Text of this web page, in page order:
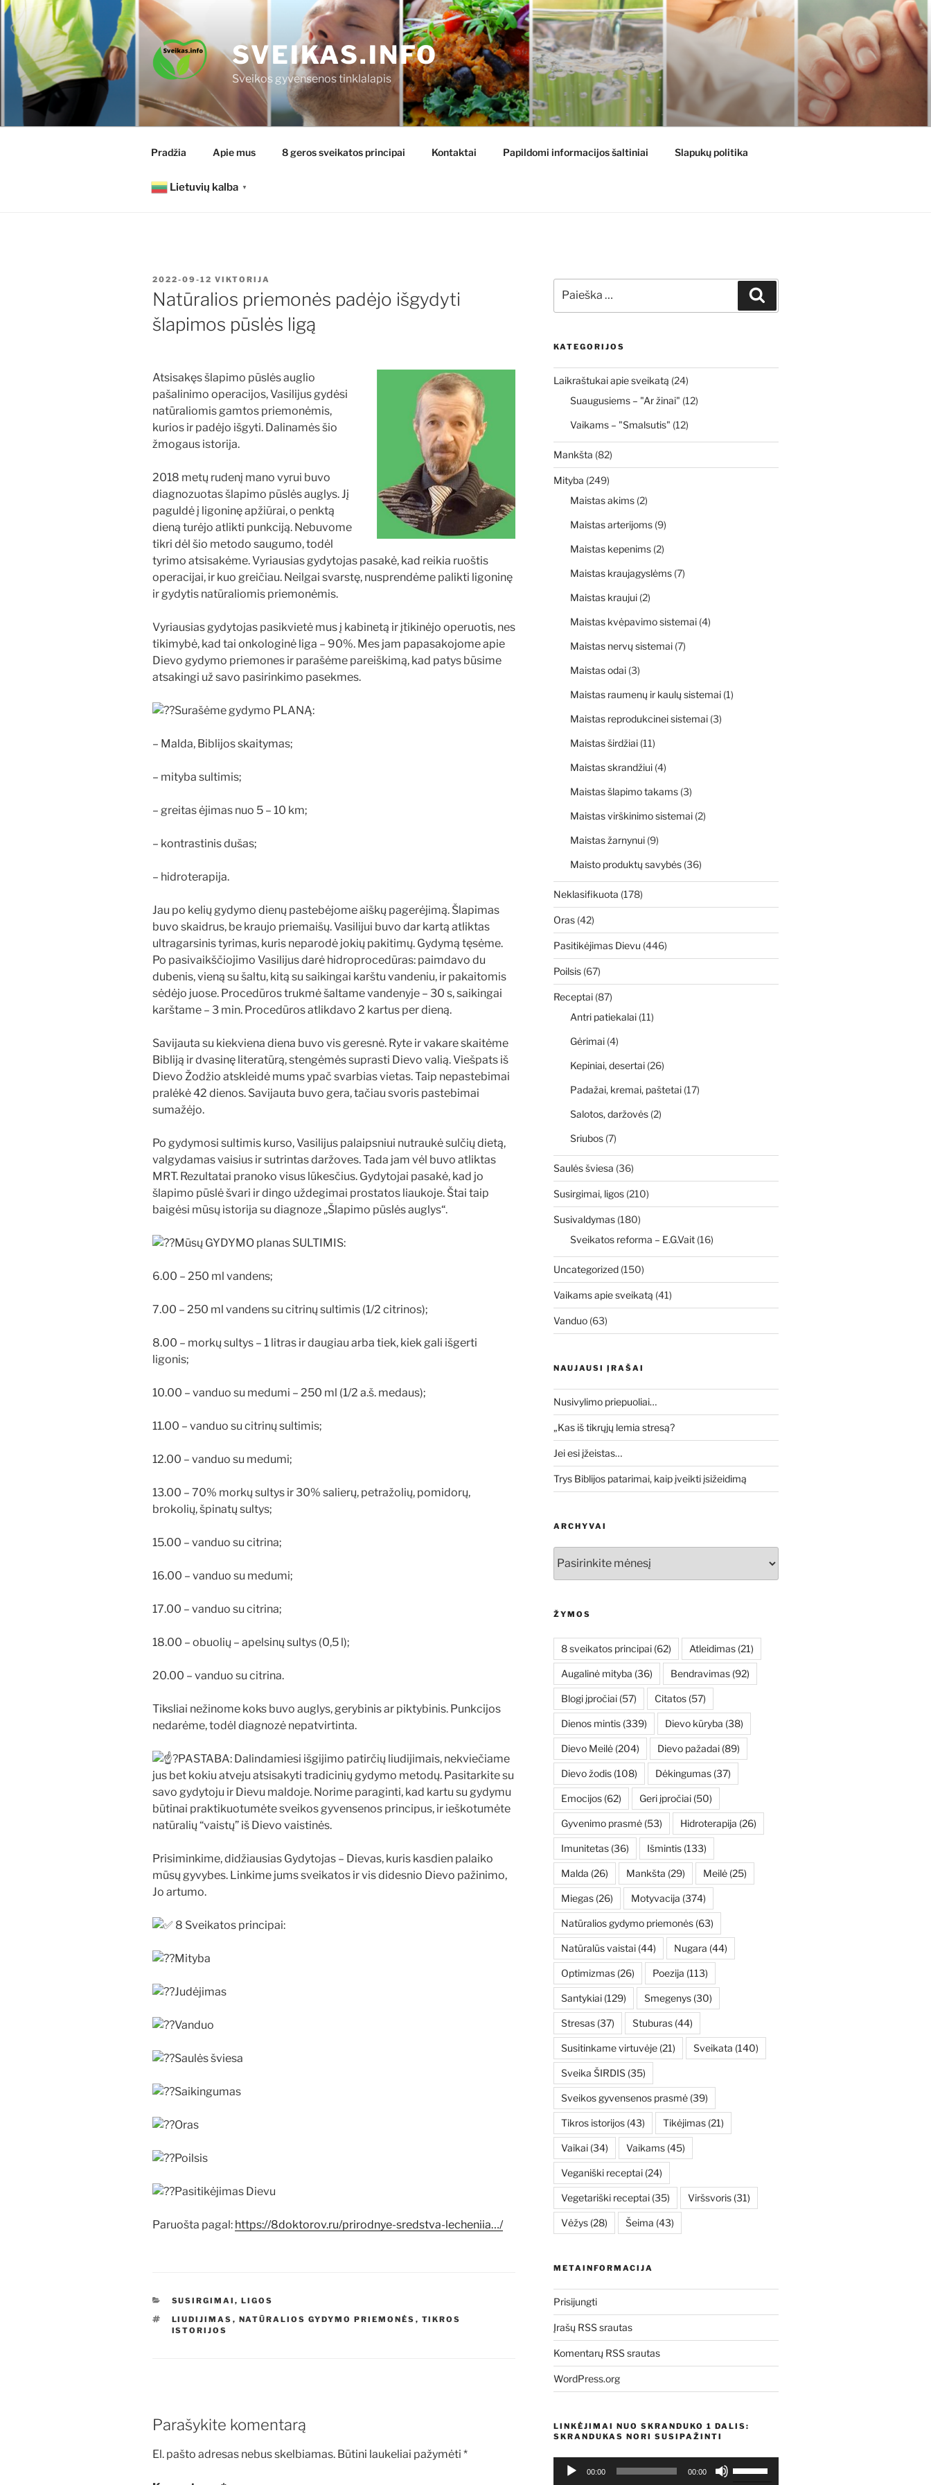
Eiti
prie
turinio
SVEIKAS.INFO
Sveikos gyvensenos tinklalapis
Pradžia Apie mus 8 geros sveikatos principai Kontaktai Papildomi informacijos šaltiniai Slapukų politika
Lietuvių kalba ▼
PASKELBTA
2022-09-12 VIKTORIJA
Natūralios priemonės padėjo išgydyti
šlapimos pūslės ligą
Atsisakęs šlapimo pūslės auglio
pašalinimo operacijos, Vasilijus gydėsi
natūraliomis gamtos priemonėmis,
kurios ir padėjo išgyti. Dalinamės šio
žmogaus istorija.
2018 metų rudenį mano vyrui buvo
diagnozuotas šlapimo pūslės auglys. Jį
paguldė į ligoninę apžiūrai, o penktą
dieną turėjo atlikti punkciją. Nebuvome
tikri dėl šio metodo saugumo, todėl
tyrimo atsisakėme. Vyriausias gydytojas pasakė, kad reikia ruoštis
operacijai, ir kuo greičiau. Neilgai svarstę, nusprendėme palikti ligoninę
ir gydytis natūraliomis priemonėmis.
Vyriausias gydytojas pasikvietė mus į kabinetą ir įtikinėjo operuotis, nes
tikimybė, kad tai onkologinė liga – 90%. Mes jam papasakojome apie
Dievo gydymo priemones ir parašėme pareiškimą, kad patys būsime
atsakingi už savo pasirinkimo pasekmes.
Surašėme gydymo PLANĄ:
– Malda, Biblijos skaitymas;
– mityba sultimis;
– greitas ėjimas nuo 5 – 10 km;
– kontrastinis dušas;
– hidroterapija.
Jau po kelių gydymo dienų pastebėjome aiškų pagerėjimą. Šlapimas
buvo skaidrus, be kraujo priemaišų. Vasilijui buvo dar kartą atliktas
ultragarsinis tyrimas, kuris neparodė jokių pakitimų. Gydymą tęsėme.
Po pasivaikščiojimo Vasilijus darė hidroprocedūras: paimdavo du
dubenis, vieną su šaltu, kitą su saikingai karštu vandeniu, ir pakaitomis
sėdėjo juose. Procedūros trukmė šaltame vandenyje – 30 s, saikingai
karštame – 3 min. Procedūros atlikdavo 2 kartus per dieną.
Savijauta su kiekviena diena buvo vis geresnė. Ryte ir vakare skaitėme
Bibliją ir dvasinę literatūrą, stengėmės suprasti Dievo valią. Viešpats iš
Dievo Žodžio atskleidė mums ypač svarbias vietas. Taip nepastebimai
pralėkė 42 dienos. Savijauta buvo gera, tačiau svoris pastebimai
sumažėjo.
Po gydymosi sultimis kurso, Vasilijus palaipsniui nutraukė sulčių dietą,
valgydamas vaisius ir sutrintas daržoves. Tada jam vėl buvo atliktas
MRT. Rezultatai pranoko visus lūkesčius. Gydytojai pasakė, kad jo
šlapimo pūslė švari ir dingo uždegimai prostatos liaukoje. Štai taip
baigėsi mūsų istorija su diagnoze „Šlapimo pūslės auglys“.
Mūsų GYDYMO planas SULTIMIS:
6.00 – 250 ml vandens;
7.00 – 250 ml vandens su citrinų sultimis (1/2 citrinos);
8.00 – morkų sultys – 1 litras ir daugiau arba tiek, kiek gali išgerti
ligonis;
10.00 – vanduo su medumi – 250 ml (1/2 a.š. medaus);
11.00 – vanduo su citrinų sultimis;
12.00 – vanduo su medumi;
13.00 – 70% morkų sultys ir 30% salierų, petražolių, pomidorų,
brokolių, špinatų sultys;
15.00 – vanduo su citrina;
16.00 – vanduo su medumi;
17.00 – vanduo su citrina;
18.00 – obuolių – apelsinų sultys (0,5 l);
20.00 – vanduo su citrina.
Tiksliai nežinome koks buvo auglys, gerybinis ar piktybinis. Punkcijos
nedarėme, todėl diagnozė nepatvirtinta.
PASTABA: Dalindamiesi išgijimo patirčių liudijimais, nekviečiame
jus bet kokiu atveju atsisakyti tradicinių gydymo metodų. Pasitarkite su
savo gydytoju ir Dievu maldoje. Norime paraginti, kad kartu su gydymu
būtinai praktikuotumėte sveikos gyvensenos principus, ir ieškotumėte
natūralių “vaistų” iš Dievo vaistinės.
Prisiminkime, didžiausias Gydytojas – Dievas, kuris kasdien palaiko
mūsų gyvybes. Linkime jums sveikatos ir vis didesnio Dievo pažinimo,
Jo artumo.
8 Sveikatos principai:
Mityba
Judėjimas
Vanduo
Saulės šviesa
Saikingumas
Oras
Poilsis
Pasitikėjimas Dievu
Paruošta pagal: https://8doktorov.ru/prirodnye-sredstva-lecheniia…/
KATEGORIJOS
SUSIRGIMAI, LIGOS
ŽYMOS
LIUDIJIMAS , NATŪRALIOS GYDYMO PRIEMONĖS , TIKROS
ISTORIJOS
Parašykite komentarą
El. pašto adresas nebus skelbiamas. Būtini laukeliai pažymėti *
KATEGORIJOS
Laikraštukai apie sveikatą (24)
Suaugusiems – "Ar žinai" (12)
Vaikams – "Smalsutis" (12)
Mankšta (82)
Mityba (249)
Maistas akims(2)
Maistas arterijoms(9)
Maistas kepenims(2)
Maistas kraujagyslėms(7)
Maistas kraujui(2)
Maistas kvėpavimo sistemai(4)
Maistas nervų sistemai(7)
Maistas odai(3)
Maistas raumenų ir kaulų sistemai(1)
Maistas reprodukcinei sistemai(3)
Maistas širdžiai(11)
Maistas skrandžiui(4)
Maistas šlapimo takams(3)
Maistas virškinimo sistemai(2)
Maistas žarnynui(9)
Maisto produktų savybės(36)
Neklasifikuota (178)
Oras(42)
Pasitikėjimas Dievu (446)
Poilsis(67)
Receptai(87)
Antri patiekalai(11)
Gėrimai(4)
Kepiniai, desertai(26)
Padažai, kremai, paštetai(17)
Salotos, daržovės(2)
Sriubos(7)
Saulės šviesa (36)
Susirgimai, ligos(210)
Susivaldymas(180)
Sveikatos reforma – E.G.Vait(16)
Uncategorized(150)
Vaikams apie sveikatą (41)
Vanduo(63)
NAUJAUSI ĮRAŠAI
Nusivylimo priepuoliai…
„Kas iš tikrųjų lemia stresą?
Jei esi įžeistas…
Trys Biblijos patarimai, kaip įveikti įsižeidimą
ARCHYVAI
ŽYMOS
8 sveikatos principai(62) Atleidimas(21)
Augalinė mityba (36) Bendravimas(92)
Blogi įpročiai(57) Citatos(57)
Dienos mintis(339) Dievo kūryba (38)
Dievo Meilė(204) Dievo pažadai(89)
Dievo žodis(108) Dėkingumas(37)
Emocijos(62) Geri įpročiai(50)
Gyvenimo prasmė(53) Hidroterapija (26)
Imunitetas(36) Išmintis(133)
Malda (26) Mankšta (29) Meilė(25)
Miegas(26) Motyvacija (374)
Natūralios gydymo priemonės(63)
Natūralūs vaistai(44) Nugara (44)
Optimizmas(26) Poezija (113)
Santykiai(129) Smegenys(30)
Stresas(37) Stuburas(44)
Susitinkame virtuvėje(21) Sveikata (140)
Sveika ŠIRDIS(35)
Sveikos gyvensenos prasmė(39)
Tikros istorijos(43) Tikėjimas(21)
Vaikai(34) Vaikams(45)
Veganiški receptai(24)
Vegetariški receptai(35) Viršsvoris(31)
Vėžys(28) Šeima (43)
METAINFORMACIJA
Prisijungti
Įrašų RSS srautas
Komentarų RSS srautas
WordPress.org
LINKĖJIMAI NUO SKRANDUKO 1 DALIS:
SKRANDUKAS NORI SUSIPAŽINTI
Audio
grotuvas
00:00 00:00